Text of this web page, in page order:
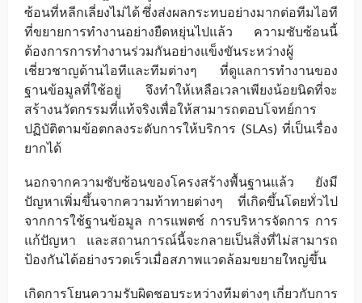
ซ้อนที่หลีกเลี่ยงไม่ได้ ซึ่งส่งผลกระทบอย่างมากต่อทีมไอที
ที่ขยายการทำงานอย่างยืดหยุ่นไปแล้ว ความซับซ้อนนี้
ต้องการการทำงานร่วมกันอย่างแข็งขันระหว่างผู้
เชี่ยวชาญด้านไอทีและทีมต่างๆ ที่ดูแลการทำงานของ
ฐานข้อมูลที่ใช้อยู่ จึงทำให้เหลือเวลาเพียงน้อยนิดที่จะ
สร้างนวัตกรรมที่แท้จริงเพื่อให้สามารถตอบโจทย์การ
ปฏิบัติตามข้อตกลงระดับการให้บริการ (SLAs) ที่เป็นเรื่อง
ยากได้
นอกจากความซับซ้อนของโครงสร้างพื้นฐานแล้ว ยังมี
ปัญหาเพิ่มขึ้นจากความท้าทายต่างๆ ที่เกิดขึ้นโดยทั่วไป
จากการใช้ฐานข้อมูล การแพตช์ การบริหารจัดการ การ
แก้ปัญหา และสถานการณ์นี้จะกลายเป็นสิ่งที่ไม่สามารถ
ป้องกันได้อย่างรวดเร็วเมื่อสภาพแวดล้อมขยายใหญ่ขึ้น
เกิดการโยนความรับผิดชอบระหว่างทีมต่างๆ เกี่ยวกับการ